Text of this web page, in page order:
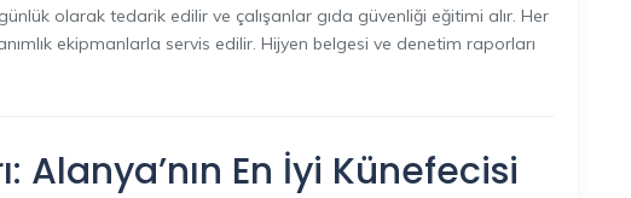
olarak tedarik edilir ve çalışanlar gıda güvenliği eğitimi alır. Her
ekipmanlarla servis edilir. Hijyen belgesi ve denetim raporları
Alanya’nın En İyi Künefecisi